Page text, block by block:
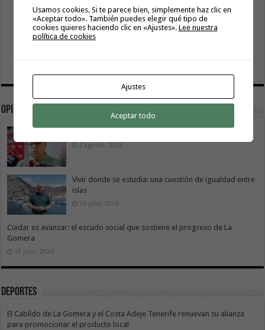
Opinión
2 agosto, 2026
Vivir donde se estudia: una cuestión de igualdad entre
islas
26 julio, 2026
Cuidar es avanzar: el escudo social que sostiene el progreso de La
Gomera
19 julio, 2026
Deportes
El Cabildo de La Gomera y el Costa Adeje Tenerife renuevan su alianza
para promocionar el producto local
Usamos cookies. Si te parece bien, simplemente haz clic en
«Aceptar todo». También puedes elegir qué tipo de
cookies quieres haciendo clic en «Ajustes». Lee nuestra
política de cookies
Ajustes
Aceptar todo